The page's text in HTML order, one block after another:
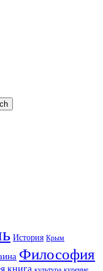
История Крым
Философия
книга